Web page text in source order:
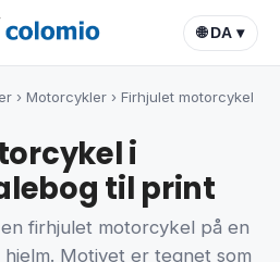
🌐 DA ▾
› Motorcykler › Firhjulet motorcykel
i
til print
firhjulet motorcykel på en
Motivet er tegnet som